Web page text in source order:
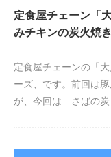
定食屋チェーン「
みチキンの炭火焼き
定食屋チェーンの「
ーズ、です。前回は
が、今回は…さばの炭